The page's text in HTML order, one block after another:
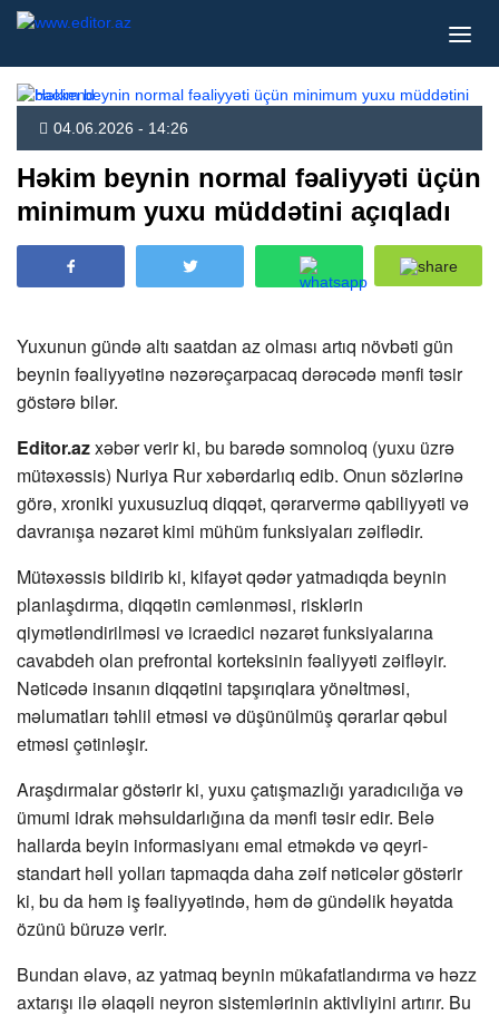
04.06.2026 - 14:26
Həkim beynin normal fəaliyyəti üçün
minimum yuxu müddətini açıqladı
Yuxunun gündə altı saatdan az olması artıq növbəti gün
beynin fəaliyyətinə nəzərəçarpacaq dərəcədə mənfi təsir
göstərə bilər.
Editor.azxəbər verir ki, bu barədə somnoloq (yuxu üzrə
mütəxəssis) Nuriya Rur xəbərdarlıq edib. Onun sözlərinə
görə, xroniki yuxusuzluq diqqət, qərarvermə qabiliyyəti və
davranışa nəzarət kimi mühüm funksiyaları zəiflədir.
Mütəxəssis bildirib ki, kifayət qədər yatmadıqda beynin
planlaşdırma, diqqətin cəmlənməsi, risklərin
qiymətləndirilməsi və icraedici nəzarət funksiyalarına
cavabdeh olan prefrontal korteksinin fəaliyyəti zəifləyir.
Nəticədə insanın diqqətini tapşırıqlara yönəltməsi,
məlumatları təhlil etməsi və düşünülmüş qərarlar qəbul
etməsi çətinləşir.
Araşdırmalar göstərir ki, yuxu çatışmazlığı yaradıcılığa və
ümumi idrak məhsuldarlığına da mənfi təsir edir. Belə
hallarda beyin informasiyanı emal etməkdə və qeyri-
standart həll yolları tapmaqda daha zəif nəticələr göstərir
ki, bu da həm iş fəaliyyətində, həm də gündəlik həyatda
özünü büruzə verir.
Bundan əlavə, az yatmaq beynin mükafatlandırma və həzz
axtarışı ilə əlaqəli neyron sistemlərinin aktivliyini artırır. Bu